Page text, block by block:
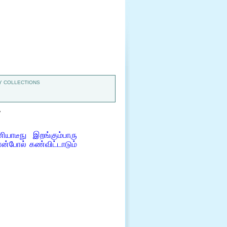
COLLECTIONS
இறங்கும்பாரு
கண்விட்டாடும்